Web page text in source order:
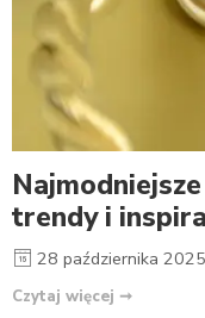
trendy i
28 października 2025
Czytaj więcej ➞